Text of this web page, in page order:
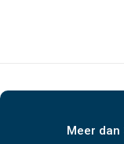
Meer